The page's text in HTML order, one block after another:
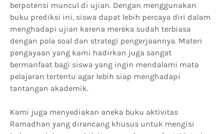
berpotensi muncul di ujian. Dengan menggunakan
buku prediksi ini, siswa dapat lebih percaya diri dalam
menghadapi ujian karena mereka sudah terbiasa
dengan pola soal dan strategi pengerjaannya. Materi
pengayaan yang kami hadirkan juga sangat
bermanfaat bagi siswa yang ingin mendalami mata
pelajaran tertentu agar lebih siap menghadapi
tantangan akademik.
Kami juga menyediakan aneka buku aktivitas
Ramadhan yang dirancang khusus untuk mengisi